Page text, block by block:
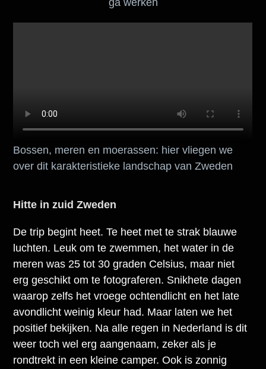
ga werken
Bossen, meren en moerassen: hier vliegen we
over dit karakteristieke landschap van Zweden
Hitte in zuid Zweden
De trip begint heet. Te heet met te strak blauwe
luchten. Leuk om te zwemmen, het water in de
meren was 25 tot 30 graden Celsius, maar niet
erg geschikt om te fotograferen. Snikhete dagen
waarop zelfs het vroege ochtendlicht en het late
avondlicht weinig kleur had. Maar laten we het
positief bekijken. Na alle regen in Nederland is dit
weer toch wel erg aangenaam, zeker als je
rondtrekt in een kleine camper. Ook is zonnig